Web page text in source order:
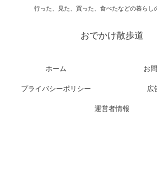
行った、見た、買った、食べたなどの暮らし
おでかけ散歩道
ホーム お
プライバシーポリシー 広
運営者情報